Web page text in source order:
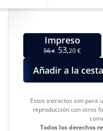
Impreso
56€ 53,20 €
Añadir a la cesta
Estos extractos son para
reproducción con otros
Todos los derechos